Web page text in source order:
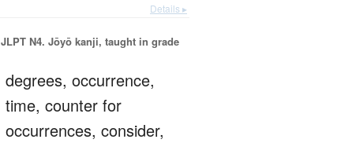
Details ▸
JLPT N4. Jōyō kanji, taught in grade
degrees, occurrence,
time, counter for
occurrences, consider,